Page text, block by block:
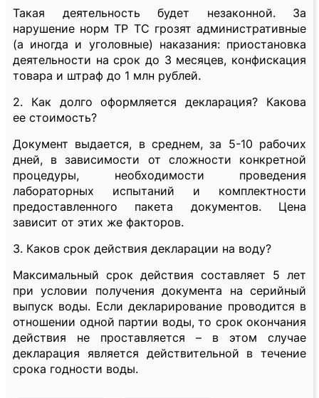
Такая деятельность будет незаконной. За
нарушение норм ТР ТС грозят административные
(а иногда и уголовные) наказания: приостановка
деятельности на срок до 3 месяцев, конфискация
товара и штраф до 1 млн рублей.
2. Как долго оформляется декларация? Какова
ее стоимость?
Документ выдается, в среднем, за 5-10 рабочих
дней, в зависимости от сложности конкретной
процедуры, необходимости проведения
лабораторных испытаний и комплектности
предоставленного пакета документов. Цена
зависит от этих же факторов.
3. Каков срок действия декларации на воду?
Максимальный срок действия составляет 5 лет
при условии получения документа на серийный
выпуск воды. Если декларирование проводится в
отношении одной партии воды, то срок окончания
действия не проставляется – в этом случае
декларация является действительной в течение
срока годности воды.